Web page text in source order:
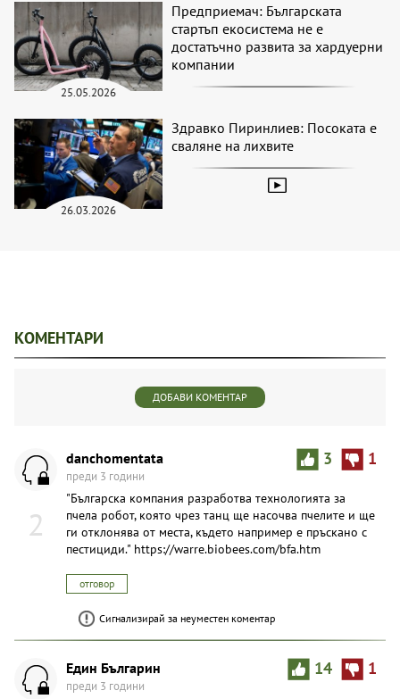
25.05.2026
Предприемач: Българската
стартъп екосистема не е
достатъчно развита за хардуерни
компании
26.03.2026
Здравко Пиринлиев: Посоката е
сваляне на лихвите
КОМЕНТАРИ
ДОБАВИ КОМЕНТАР
2
3 1
danchomentata
преди 3 години
"Българска компания разработва технологията за
пчела робот, която чрез танц ще насочва пчелите и ще
ги отклонява от места, където например е пръскано с
пестициди." https://warre.biobees.com/bfa.htm
отговор
Сигнализирай за неуместен коментар
14 1
Един Българин
преди 3 години